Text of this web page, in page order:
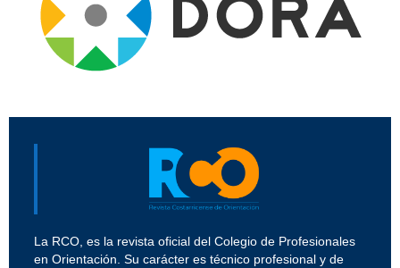
La RCO, es la revista oficial del Colegio de Profesionales
en Orientación. Su carácter es técnico profesional y de